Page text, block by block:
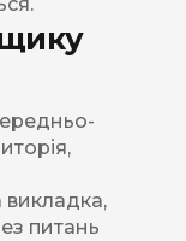
питань